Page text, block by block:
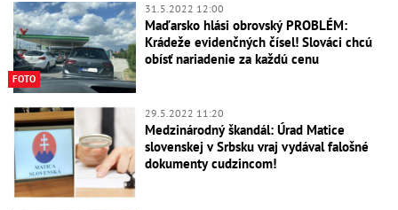
FOTO
31.5.2022 12:00
Maďarsko hlási obrovský PROBLÉM:
Krádeže evidenčných čísel! Slováci chcú
obísť nariadenie za každú cenu
29.5.2022 11:20
Medzinárodný škandál: Úrad Matice
slovenskej v Srbsku vraj vydával falošné
dokumenty cudzincom!